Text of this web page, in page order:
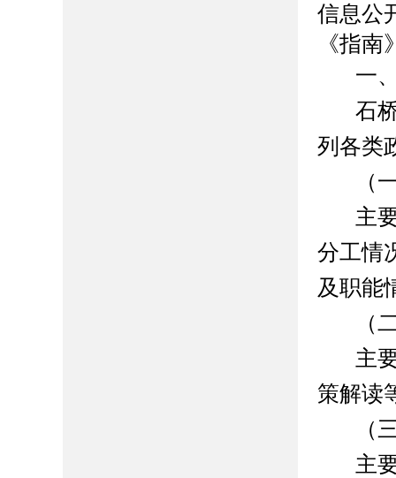
信息公
《指
一
石
列各类
（
主
分工情
及职能
（
主
策解读
（
主